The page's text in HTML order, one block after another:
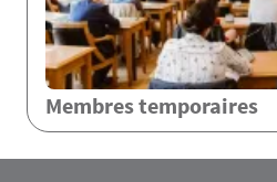
Membres temporaires